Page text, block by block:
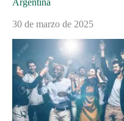
Argentina
30 de marzo de 2025